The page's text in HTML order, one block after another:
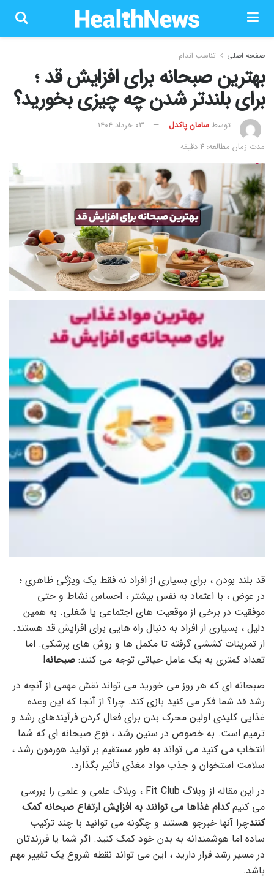
صفحه اصلی تناسب اندام
بهترین صبحانه برای افزایش قد ؛
برای بلندتر شدن چه چیزی بخورید؟
توسطسامان پاکدل
۰۳ خرداد ۱۴۰۴
مدت زمان مطالعه: 4 دقیقه
قد بلند بودن ، برای بسیاری از افراد نه فقط یک ویژگی ظاهری ؛
در عوض ، با اعتماد به نفس بیشتر ، احساس نشاط و حتی
موفقیت در برخی از موقعیت های اجتماعی یا شغلی. به همین
دلیل ، بسیاری از افراد به دنبال راه هایی برای افزایش قد هستند.
از تمرینات کششی گرفته تا مکمل ها و روش های پزشکی. اما
تعداد کمتری به یک عامل حیاتی توجه می کنند: صبحانه!
صبحانه ای که هر روز می خورید می تواند نقش مهمی از آنچه در
رشد قد شما فکر می کنید بازی کند. چرا؟ از آنجا که این وعده
غذایی کلیدی اولین محرک بدن برای فعال کردن فرآیندهای رشد و
ترمیم است. به خصوص در سنین رشد ، نوع صبحانه ای که شما
انتخاب می کنید می تواند به طور مستقیم بر تولید هورمون رشد ،
سلامت استخوان و جذب مواد مغذی تأثیر بگذارد.
در این مقاله از وبلاگ Fit Club ، وبلاگ علمی و علمی را بررسی
می کنیمکدام غذاها می توانند به افزایش ارتفاع صبحانه کمک
کنندچرا آنها خبرجو هستند و چگونه می توانید با چند ترکیب
ساده اما هوشمندانه به بدن خود کمک کنید. اگر شما یا فرزندتان
در مسیر رشد قرار دارید ، این می تواند نقطه شروع یک تغییر مهم
باشد.